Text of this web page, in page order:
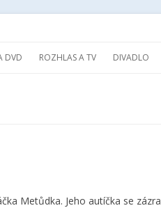
DVD ROZHLAS A TV DIVADLO
Metůdka. Jeho autíčka se